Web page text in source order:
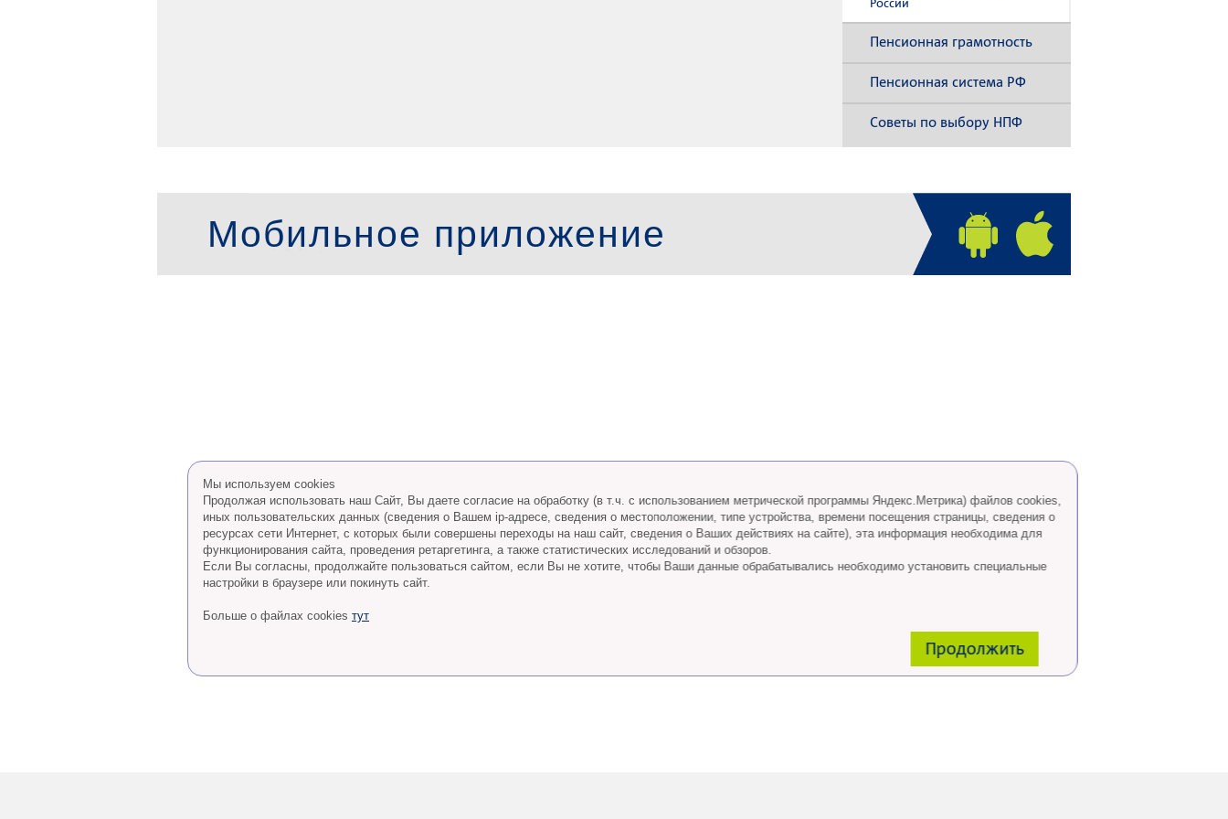
России
Пенсионная грамотность
Пенсионная система РФ
Советы по выбору НПФ
Мобильное приложение
Мы используем cookies
Продолжая использовать наш Сайт, Вы даете согласие на обработку (в т.ч. с использованием метрической программы Яндекс.Метрика) файлов cookies,
иных пользовательских данных (сведения о Вашем ip-адресе, сведения о местоположении, типе устройства, времени посещения страницы, сведения о
ресурсах сети Интернет, с которых были совершены переходы на наш сайт, сведения о Ваших действиях на сайте), эта информация необходима для
функционирования сайта, проведения ретаргетинга, а также статистических исследований и обзоров.
Eсли Вы согласны, продолжайте пользоваться сайтом, если Вы не хотите, чтобы Ваши данные обрабатывались необходимо установить специальные
настройки в браузере или покинуть сайт.
Больше о файлах cookies тут
Продолжить